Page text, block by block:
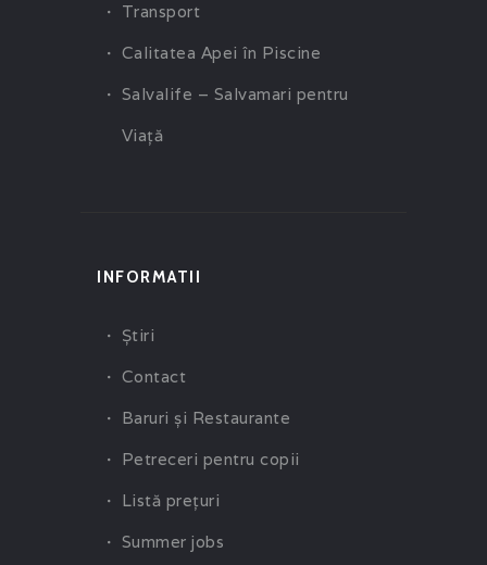
Transport
Calitatea Apei în Piscine
Salvalife – Salvamari pentru
Viaţă
INFORMATII
Ştiri
Contact
Baruri şi Restaurante
Petreceri pentru copii
Listă preţuri
Summer jobs